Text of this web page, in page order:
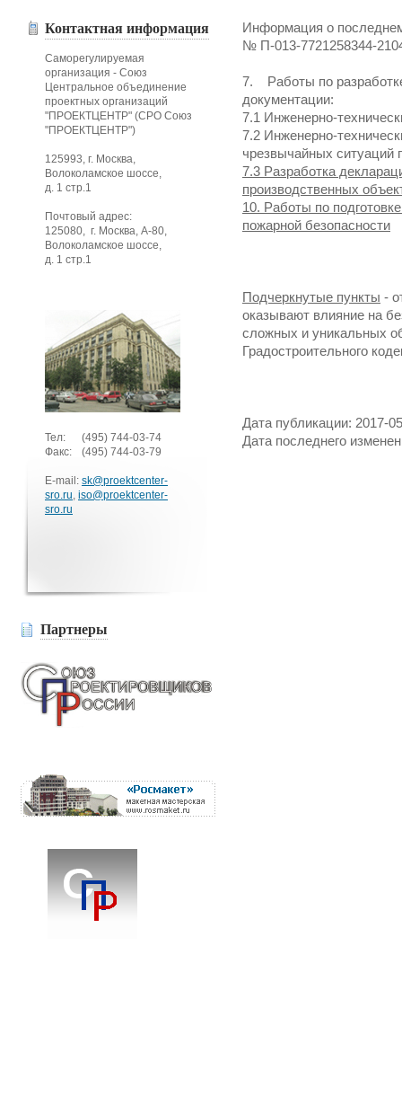
Контактная информация
Саморегулируемая
организация - Союз
Центральное объединение
проектных организаций
"ПРОЕКТЦЕНТР" (СРО Союз
"ПРОЕКТЦЕНТР")
125993, г. Москва,
Волоколамское шоссе,
д. 1 стр.1
Почтовый адрес:
125080, г. Москва, А-80,
Волоколамское шоссе,
д. 1 стр.1
Тел: (495) 744-03-74
Факс:
(495) 744-03-79
E-mail: sk@proektcenter-
sro.ru, iso@proektcenter-
sro.ru
Партнеры
Информация о
№ П-013-7721258344-
7. Работы по
документации:
7.1 Инженерно-
7.2 Инженерно-
чрезвычайных ситуаций
7.3 Разработка
производственных
10. Работы по
пожарной безопасности
Подчеркнутые пункты -
оказывают влияние на
сложных и уникальных
Градостроительного
Дата публикации: 2017-
Дата последнего